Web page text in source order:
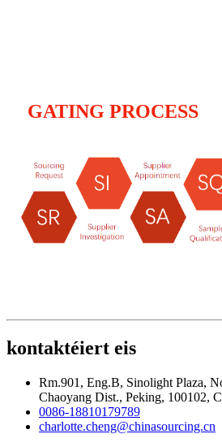
GATING PROCESS
kontaktéiert eis
Rm.901, Eng.B, Sinolight Plaza,
Chaoyang Dist., Peking, 100102,
0086-18810179789
charlotte.cheng@chinasourcing.cn